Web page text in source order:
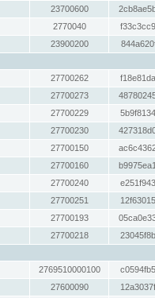
23700600
2770040
23900200
27700262
27700273
27700229
27700230
27700150
27700160
27700240
27700251
27700193
27700218
2769510000100
27600090